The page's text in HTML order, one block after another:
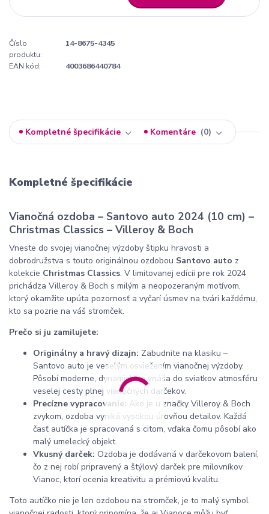
Číslo
produktu:
14-8675-4345
EAN kód: 4003686440784
Kompletné špecifikácie Komentáre 0
Kompletné špecifikácie
Vianočná ozdoba – Santovo auto 2024 (10 cm) –
Christmas Classics – Villeroy & Boch
Vneste do svojej vianočnej výzdoby štipku hravosti a
dobrodružstva s touto originálnou ozdobou Santovo auto z
kolekcie Christmas Classics. V limitovanej edícii pre rok 2024
prichádza Villeroy & Boch s milým a neopozeraným motívom,
ktorý okamžite upúta pozornosť a vyčarí úsmev na tvári každému,
kto sa pozrie na váš stromček.
Prečo si ju zamilujete:
Originálny a hravý dizajn: Zabudnite na klasiku –
Santovo auto je veselým osviežením vianočnej výzdoby.
Pôsobí moderne, dynamicky a vnáša do sviatkov atmosféru
veselej cesty plnej vianočných darčekov.
Precízne vypracovanie: Ako je u značky Villeroy & Boch
zvykom, ozdoba vyniká vysokou úrovňou detailov. Každá
časť autíčka je spracovaná s citom, vďaka čomu pôsobí ako
malý umelecký objekt.
Vkusný darček: Ozdoba je dodávaná v darčekovom balení,
čo z nej robí pripravený a štýlový darček pre milovníkov
Vianoc, ktorí ocenia kreativitu a prémiovú kvalitu.
Toto autíčko nie je len ozdobou na stromček, je to malý symbol